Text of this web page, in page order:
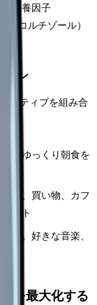
経栄養因子
（コルチゾール）
ラン
クティブを組み合
、ゆっくり朝食を
歩、買い物、カフ
ット
ム。好きな音楽、
を最大化する